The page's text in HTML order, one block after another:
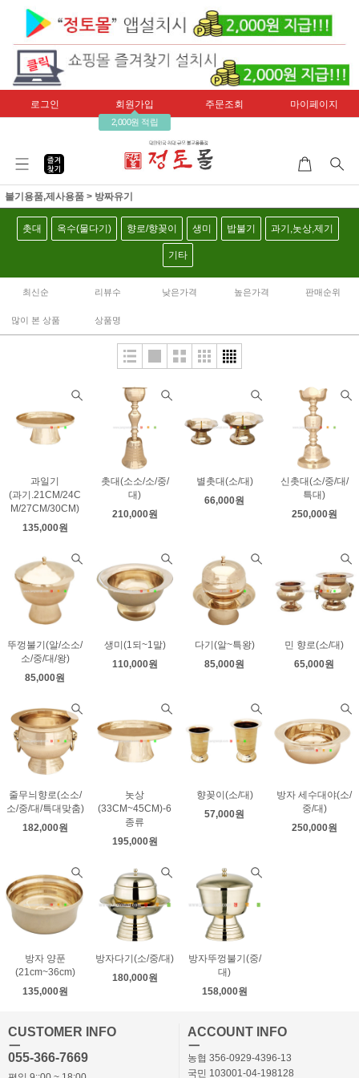
로그인 회원가입
2,000원 적립
주문조회 마이페이지
불기용품,제사용품 > 방짜유기
촛대 옥수(물다기) 향로/향꽂이 생미 밥불기 과기,놋상,제기
기타
최신순 리뷰수 낮은가격 높은가격 판매순위
많이 본 상품 상품명
과일기
(과기.21CM/24C
M/27CM/30CM)
135,000원
촛대(소소/소/중/
대)
210,000원
별촛대(소/대)
66,000원
신촛대(소/중/대/
특대)
250,000원
뚜껑불기(알/소소/
소/중/대/왕)
85,000원
생미(1되~1말)
110,000원
다기(알~특왕)
85,000원
민 향로(소/대)
65,000원
줄무늬향로(소소/
소/중/대/특대맞춤)
182,000원
놋상
(33CM~45CM)-6
종류
195,000원
향꽂이(소/대)
57,000원
방자 세수대야(소/
중/대)
250,000원
방자 양푼
(21cm~36cm)
135,000원
방자다기(소/중/대)
180,000원
방자뚜껑불기(중/
대)
158,000원
CUSTOMER INFO
ㅡ
055-366-7669
ACCOUNT INFO
ㅡ
농협 356-0929-4396-13
국민 103001-04-198128